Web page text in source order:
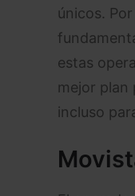
únicos.
estas
mejor plan
incluso